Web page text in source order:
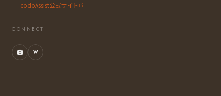
codoAssist公式サイト
CONNECT
W